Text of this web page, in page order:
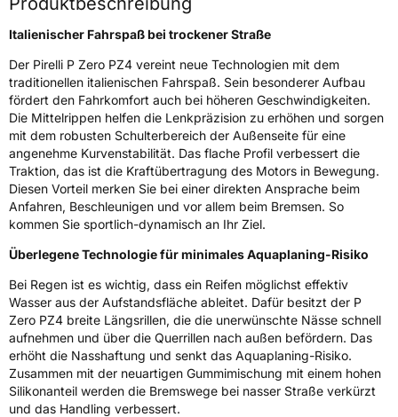
EPREL ID 1949862
Allgemeine Produktsicherheit (GPSR)
HerstellerkontaktPIRELLI TYRE SPA, Viale Piero e Alberto
Pirelli 25 20126 Milano Italien,
www.pirelli.com,
consumer.support@pirelli.com
Italienischer Fahrspaß bei trockener Straße
Der Pirelli P Zero PZ4 vereint neue Technologien mit dem
traditionellen italienischen Fahrspaß. Sein besonderer Aufbau
fördert den Fahrkomfort auch bei höheren Geschwindigkeiten.
Die Mittelrippen helfen die Lenkpräzision zu erhöhen und sorgen
mit dem robusten Schulterbereich der Außenseite für eine
angenehme Kurvenstabilität. Das flache Profil verbessert die
Traktion, das ist die Kraftübertragung des Motors in Bewegung.
Diesen Vorteil merken Sie bei einer direkten Ansprache beim
Anfahren, Beschleunigen und vor allem beim Bremsen. So
kommen Sie sportlich-dynamisch an Ihr Ziel.
Überlegene Technologie für minimales Aquaplaning-Risiko
Bei Regen ist es wichtig, dass ein Reifen möglichst effektiv
Wasser aus der Aufstandsfläche ableitet. Dafür besitzt der P
Zero PZ4 breite Längsrillen, die die unerwünschte Nässe schnell
aufnehmen und über die Querrillen nach außen befördern. Das
erhöht die Nasshaftung und senkt das Aquaplaning-Risiko.
Zusammen mit der neuartigen Gummimischung mit einem hohen
Silikonanteil werden die Bremswege bei nasser Straße verkürzt
und das Handling verbessert.